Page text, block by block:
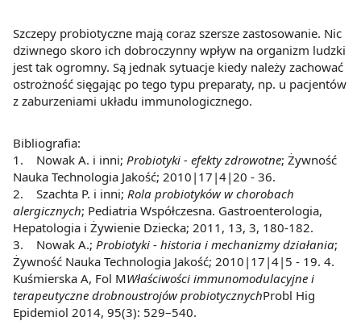
Szczepy probiotyczne mają coraz szersze zastosowanie. Nic
dziwnego skoro ich dobroczynny wpływ na organizm ludzki
jest tak ogromny. Są jednak sytuacje kiedy należy zachować
ostrożność sięgając po tego typu preparaty, np. u pacjentów
z zaburzeniami układu immunologicznego.
Bibliografia:
1. Nowak A. i inni; Probiotyki - efekty zdrowotne; Żywność
Nauka Technologia Jakość; 2010|17|4|20 - 36.
2. Szachta P. i inni; Rola probiotyków w chorobach
alergicznych; Pediatria Współczesna. Gastroenterologia,
Hepatologia i Żywienie Dziecka; 2011, 13, 3, 180-182.
3. Nowak A.; Probiotyki - historia i mechanizmy działania;
Żywność Nauka Technologia Jakość; 2010|17|4|5 - 19. 4.
Kuśmierska A, Fol MWłaściwości immunomodulacyjne i
terapeutyczne drobnoustrojów probiotycznychProbl Hig
Epidemiol 2014, 95(3): 529–540.